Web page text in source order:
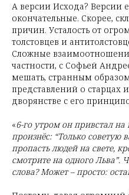
А версии Исхода? Версии
окончательные. Скорее,
причин. Усталость от
толстовцев и
Сложные
частности, с Софьей
мешать, странным
представлений о старцах
дворянстве с его
«6-го утром он привстал на
произнёс: “Только советую
пропасть людей на свете,
смотрите на одного Льва”.
слова? Может – просто: